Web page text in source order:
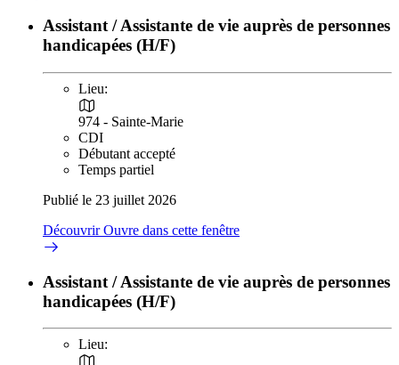
Assistant / Assistante de vie auprès de personnes
handicapées (H/F)
Lieu:
974 - Sainte-Marie
CDI
Débutant accepté
Temps partiel
Publié le 23 juillet 2026
DécouvrirOuvre dans cette fenêtre
Assistant / Assistante de vie auprès de personnes
handicapées (H/F)
Lieu: